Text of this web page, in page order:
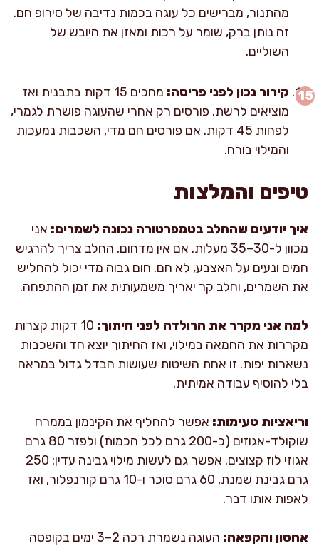
מהתנור, מברישים כל עוגה בכמות נדיבה של סירופ חם.
זה נותן ברק, שומר על רכות ומאזן את היובש של
השוליים.
קירור נכון לפני פריסה:
מחכים 15 דקות בתבנית ואז
מוציאים לרשת. פורסים רק אחרי שהעוגה פושרת לגמרי,
לפחות 45 דקות. אם פורסים חם מדי, השכבות נמעכות
והמילוי בורח.
טיפים והמלצות
איך יודעים שהחלב בטמפרטורה נכונה לשמרים: אני
מכוון ל-30–35 מעלות. אם אין מדחום, החלב צריך להרגיש
חמים ונעים על האצבע, לא חם. חום גבוה מדי יכול להחליש
את השמרים, וחלב קר יאריך משמעותית את זמן ההתפחה.
למה אני מקרר את הרולדה לפני חיתוך:
10 דקות קצרות
מקררות את החמאה במילוי, ואז החיתוך יוצא חד והשכבות
נשארות יפות. זו אחת השיטות שעושות הבדל גדול במראה
בלי להוסיף עבודה אמיתית.
וריאציות טעימות: אפשר להחליף את הקינמון בממרח
שוקולד-אגוזים (כ-200 גרם לכל הכמות) ולפזר 80 גרם
אגוזי לוז קצוצים. אפשר גם לעשות מילוי גבינה עדין: 250
גרם גבינת שמנת, 60 גרם סוכר ו-10 גרם קורנפלור, ואז
לאפות אותו דבר.
אחסון והקפאה:
העוגה נשמרת רכה 2–3 ימים בקופסה